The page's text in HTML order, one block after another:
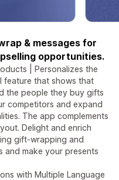
& messages for
opportunities.
| Personalizes the
feature that shows that
the people they buy gifts
competitors and expand
The app complements
Delight and enrich
gift-wrapping and
and make your presents
with Multiple Language